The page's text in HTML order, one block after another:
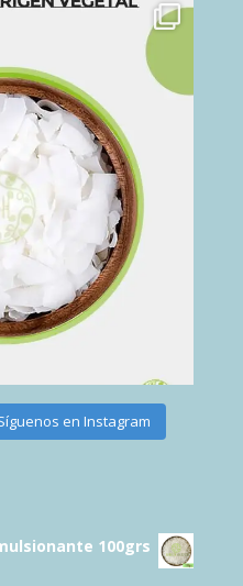
en Instagram
100grs